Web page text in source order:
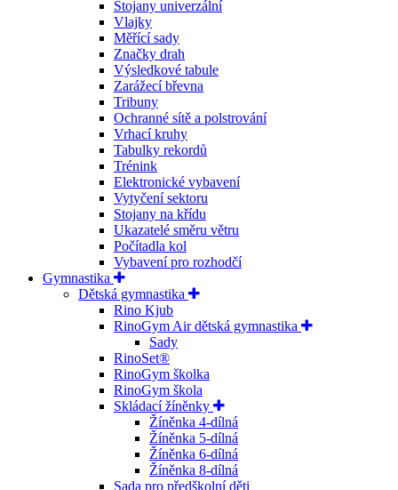
Stojany univerzální
Vlajky
Měřící sady
Značky drah
Výsledkové tabule
Zarážecí břevna
Tribuny
Ochranné sítě a polstrování
Vrhací kruhy
Tabulky rekordů
Trénink
Elektronické vybavení
Vytyčení sektoru
Stojany na křídu
Ukazatelé směru větru
Počítadla kol
Vybavení pro rozhodčí
Gymnastika
Dětská gymnastika
Rino Kjub
RinoGym Air dětská gymnastika
Sady
RinoSet®
RinoGym školka
RinoGym škola
Skládací žíněnky
Žíněnka 4-dílná
Žíněnka 5-dílná
Žíněnka 6-dílná
Žíněnka 8-dílná
Sada pro předškolní děti